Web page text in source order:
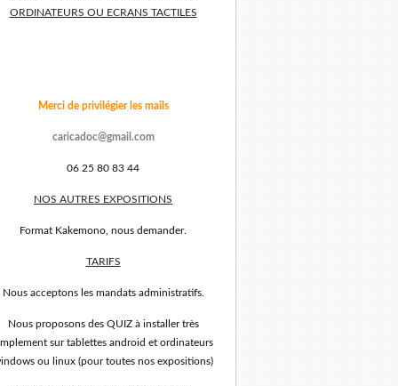
ORDINATEURS OU ECRANS TACTILES
Merci de privilégier les mails
caricadoc@gmail.com
06 25 80 83 44
NOS AUTRES EXPOSITIONS
Format Kakemono, nous demander.
TARIFS
Nous acceptons les mandats administratifs.
Nous proposons des QUIZ à installer très
sur tablettes android et ordinateurs
ou linux (pour toutes nos expositions)